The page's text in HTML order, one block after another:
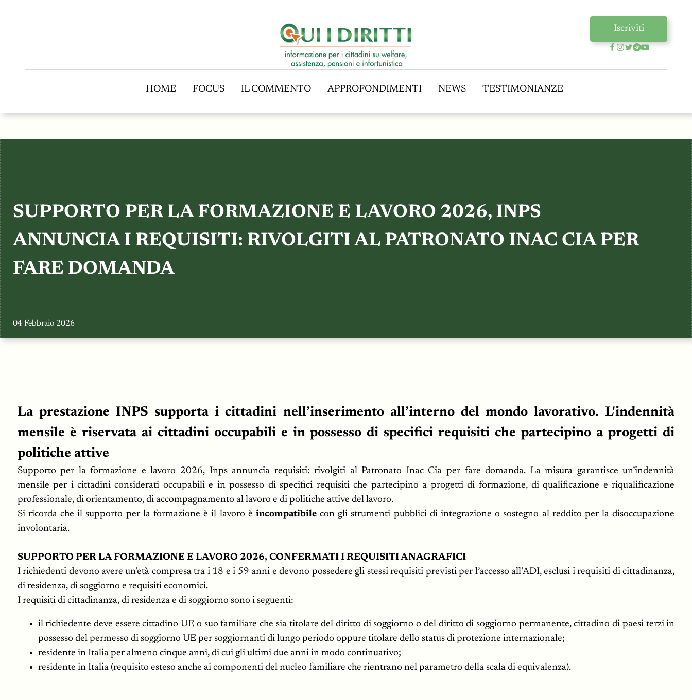
Iscriviti
HOME FOCUS IL COMMENTO APPROFONDIMENTI NEWS
TESTIMONIANZE
SUPPORTO PER LA FORMAZIONE E LAVORO 2026, INPS
ANNUNCIA I REQUISITI: RIVOLGITI AL PATRONATO INAC CIA PER
FARE DOMANDA
04 Febbraio 2026
La prestazione INPS supporta i cittadini nell’inserimento all’interno del mondo lavorativo. L'indennità
mensile è riservata ai cittadini occupabili e in possesso di specifici requisiti che partecipino a progetti di
politiche attive
Supporto per la formazione e lavoro 2026, Inps annuncia requisiti: rivolgiti al Patronato Inac Cia per fare domanda. La misura garantisce un’indennità
mensile per i cittadini considerati occupabili e in possesso di specifici requisiti che partecipino a progetti di formazione, di qualificazione e riqualificazione
professionale, di orientamento, di accompagnamento al lavoro e di politiche attive del lavoro.
Si ricorda che il supporto per la formazione è il lavoro è incompatibilecon gli strumenti pubblici di integrazione o sostegno al reddito per la disoccupazione
involontaria.
SUPPORTO PER LA FORMAZIONE E LAVORO 2026, CONFERMATI I REQUISITI ANAGRAFICI
I richiedenti devono avere un’età compresa tra i 18 e i 59 anni e devono possedere gli stessi requisiti previsti per l’accesso all’ADI, esclusi i requisiti di cittadinanza,
di residenza, di soggiorno e requisiti economici.
I requisiti di cittadinanza, di residenza e di soggiorno sono i seguenti:
il richiedente deve essere cittadino UE o suo familiare che sia titolare del diritto di soggiorno o del diritto di soggiorno permanente, cittadino di paesi terzi in
possesso del permesso di soggiorno UE per soggiornanti di lungo periodo oppure titolare dello status di protezione internazionale;
residente in Italia per almeno cinque anni, di cui gli ultimi due anni in modo continuativo;
residente in Italia (requisito esteso anche ai componenti del nucleo familiare che rientrano nel parametro della scala di equivalenza).